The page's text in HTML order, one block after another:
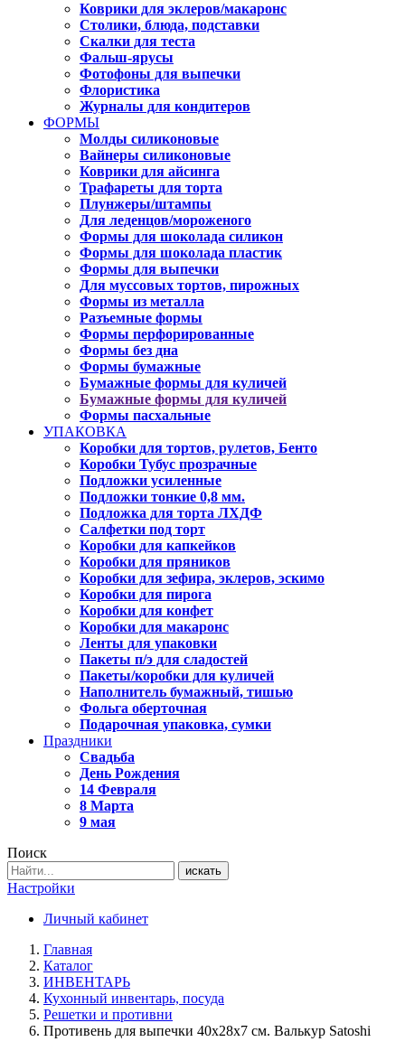
Коврики для эклеров/макаронс
Столики, блюда, подставки
Скалки для теста
Фальш-ярусы
Фотофоны для выпечки
Флористика
Журналы для кондитеров
ФОРМЫ
Молды силиконовые
Вайнеры силиконовые
Коврики для айсинга
Трафареты для торта
Плунжеры/штампы
Для леденцов/мороженого
Формы для шоколада силикон
Формы для шоколада пластик
Формы для выпечки
Для муссовых тортов, пирожных
Формы из металла
Разъемные формы
Формы перфорированные
Формы без дна
Формы бумажные
Бумажные формы для куличей
Бумажные формы для куличей
Формы пасхальные
УПАКОВКА
Коробки для тортов, рулетов, Бенто
Коробки Тубус прозрачные
Подложки усиленные
Подложки тонкие 0,8 мм.
Подложка для торта ЛХДФ
Салфетки под торт
Коробки для капкейков
Коробки для пряников
Коробки для зефира, эклеров, эскимо
Коробки для пирога
Коробки для конфет
Коробки для макаронс
Ленты для упаковки
Пакеты п/э для сладостей
Пакеты/коробки для куличей
Наполнитель бумажный, тишью
Фольга оберточная
Подарочная упаковка, сумки
Праздники
Свадьба
День Рождения
14 Февраля
8 Марта
9 мая
Поиск
искать
Настройки
Личный кабинет
Главная
Каталог
ИНВЕНТАРЬ
Кухонный инвентарь, посуда
Решетки и противни
Противень для выпечки 40х28х7 см. Валькур Satoshi